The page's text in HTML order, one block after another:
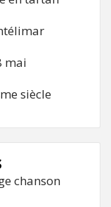
mai
siècle
chanson